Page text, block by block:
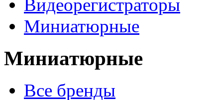
Видеорегистраторы
Миниатюрные
Миниатюрные
Все бренды